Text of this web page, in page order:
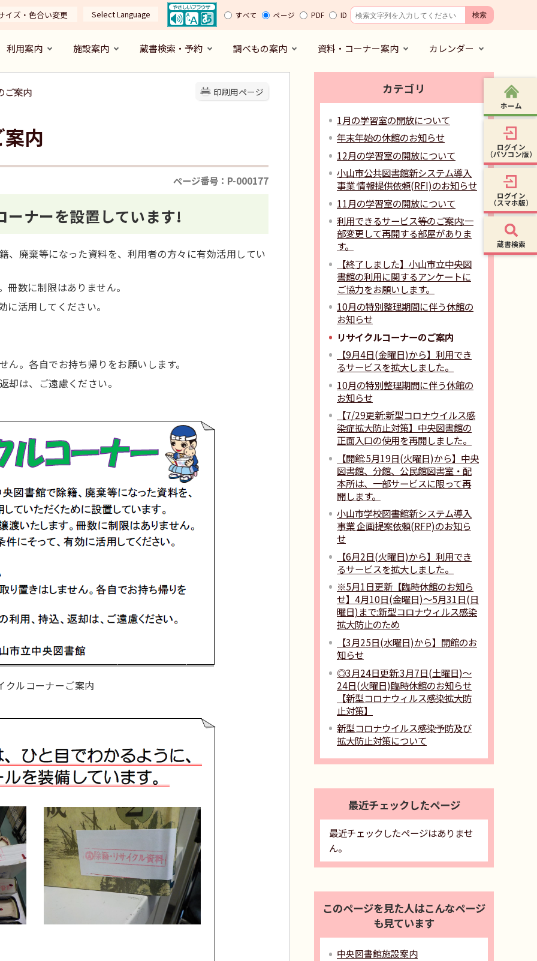
イズ・色合い変更 Select Language すべて ページ PDF ID
利用案内 施設案内 蔵書検索・予約 調べもの案内 資料・コーナー案内 カレンダー
印刷用ページ
ご案内
内
ページ番号：P-000177
ーナーを設置しています!
、廃棄等になった資料を、利用者の方々に有効活用してい
数に制限はありません。
活用してください。
。各自でお持ち帰りをお願いします。
却は、ご遠慮ください。
クルコーナーご案内
カテゴリ
1月の学習室の開放について
年末年始の休館のお知らせ
12月の学習室の開放について
小山市公共図書館新システム導入
事業 情報提供依頼(RFI)のお知らせ
11月の学習室の開放について
利用できるサービス等のご案内:一
部変更して再開する部屋がありま
す。
【終了しました】小山市立中央図
書館の利用に関するアンケートに
ご協力をお願いします。
10月の特別整理期間に伴う休館の
お知らせ
リサイクルコーナーのご案内
【9月4日(金曜日)から】利用でき
るサービスを拡大しました。
10月の特別整理期間に伴う休館の
お知らせ
【7/29更新:新型コロナウイルス感
染症拡大防止対策】中央図書館の
正面入口の使用を再開しました。
【開館:5月19日(火曜日)から】中央
図書館、分館、公民館図書室・配
本所は、一部サービスに限って再
開します。
小山市学校図書館新システム導入
事業 企画提案依頼(RFP)のお知ら
せ
【6月2日(火曜日)から】利用でき
るサービスを拡大しました。
※5月1日更新【臨時休館のお知ら
せ】4月10日(金曜日)～5月31日(日
曜日)まで:新型コロナウィルス感染
拡大防止のため
【3月25日(水曜日)から】開館のお
知らせ
◎3月24日更新:3月7日(土曜日)～
24日(火曜日)臨時休館のお知らせ
【新型コロナウィルス感染拡大防
止対策】
新型コロナウイルス感染予防及び
拡大防止対策について
最近チェックしたページ
最近チェックしたページはありませ
ん。
このページを見た人はこんなページ
も見ています
中央図書館施設案内
ホーム
ログイン
（パソコン版）
ログイン
（スマホ版）
蔵書検索